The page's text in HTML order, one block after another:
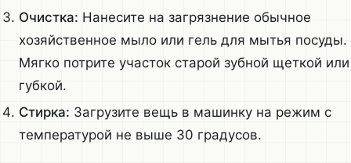
Очистка: Нанесите на загрязнение обычное
хозяйственное мыло или гель для мытья посуды.
Мягко потрите участок старой зубной щеткой или
губкой.
Стирка: Загрузите вещь в машинку на режим с
температурой не выше 30 градусов.